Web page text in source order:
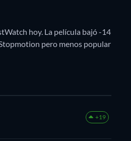
hoy. La película bajó -14
pero menos popular
+19